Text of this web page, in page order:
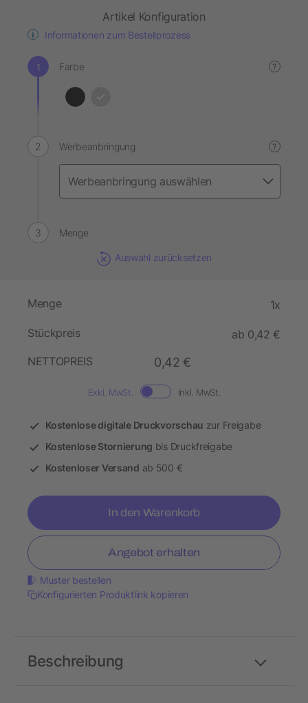
Artikel Konfiguration
Informationen zum Bestellprozess
Farbe ?
Werbeanbringung ?
Menge
Auswahl zurücksetzen
Menge 1x
Stückpreis
ab 0,42 €
NETTOPREIS
0,42 €
Exkl. MwSt. Inkl. MwSt.
Kostenlose digitale Druckvorschau zur Freigabe
Kostenlose Stornierung bis Druckfreigabe
Kostenloser Versand ab 500 €
In den Warenkorb
Angebot erhalten
Muster bestellen
Konfigurierten Produktlink kopieren
Beschreibung